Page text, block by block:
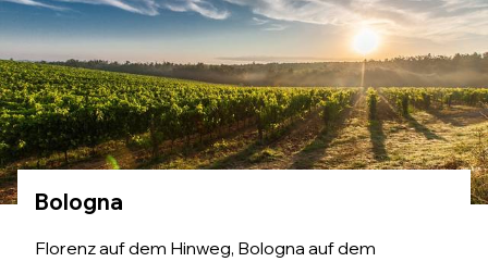
Bologna
Florenz auf dem Hinweg, Bologna auf dem